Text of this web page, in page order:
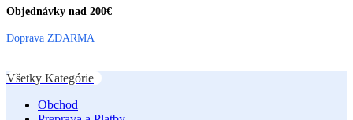
Objednávky nad 200€
Doprava ZDARMA
Všetky Kategórie
Obchod